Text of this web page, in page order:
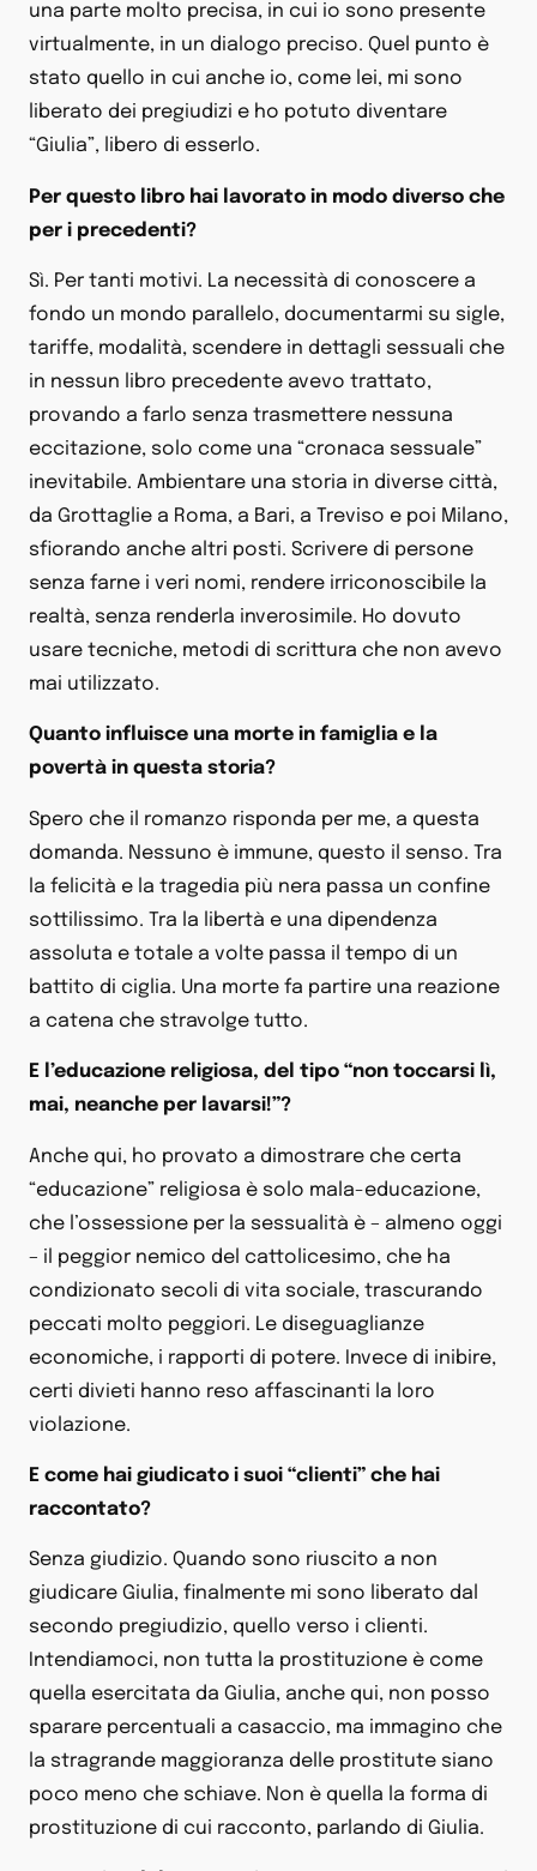
una parte molto precisa, in cui io sono presente
virtualmente, in un dialogo preciso. Quel punto è
stato quello in cui anche io, come lei, mi sono
liberato dei pregiudizi e ho potuto diventare
“Giulia”, libero di esserlo.
Per questo libro hai lavorato in modo diverso che
per i precedenti?
Sì. Per tanti motivi. La necessità di conoscere a
fondo un mondo parallelo, documentarmi su sigle,
tariffe, modalità, scendere in dettagli sessuali che
in nessun libro precedente avevo trattato,
provando a farlo senza trasmettere nessuna
eccitazione, solo come una “cronaca sessuale”
inevitabile. Ambientare una storia in diverse città,
da Grottaglie a Roma, a Bari, a Treviso e poi Milano,
sfiorando anche altri posti. Scrivere di persone
senza farne i veri nomi, rendere irriconoscibile la
realtà, senza renderla inverosimile. Ho dovuto
usare tecniche, metodi di scrittura che non avevo
mai utilizzato.
Quanto influisce una morte in famiglia e la
povertà in questa storia?
Spero che il romanzo risponda per me, a questa
domanda. Nessuno è immune, questo il senso. Tra
la felicità e la tragedia più nera passa un confine
sottilissimo. Tra la libertà e una dipendenza
assoluta e totale a volte passa il tempo di un
battito di ciglia. Una morte fa partire una reazione
a catena che stravolge tutto.
E l’educazione religiosa, del tipo “non toccarsi lì,
mai, neanche per lavarsi!”?
Anche qui, ho provato a dimostrare che certa
“educazione” religiosa è solo mala-educazione,
che l’ossessione per la sessualità è – almeno oggi
– il peggior nemico del cattolicesimo, che ha
condizionato secoli di vita sociale, trascurando
peccati molto peggiori. Le diseguaglianze
economiche, i rapporti di potere. Invece di inibire,
certi divieti hanno reso affascinanti la loro
violazione.
E come hai giudicato i suoi “clienti” che hai
raccontato?
Senza giudizio. Quando sono riuscito a non
giudicare Giulia, finalmente mi sono liberato dal
secondo pregiudizio, quello verso i clienti.
Intendiamoci, non tutta la prostituzione è come
quella esercitata da Giulia, anche qui, non posso
sparare percentuali a casaccio, ma immagino che
la stragrande maggioranza delle prostitute siano
poco meno che schiave. Non è quella la forma di
prostituzione di cui racconto, parlando di Giulia.